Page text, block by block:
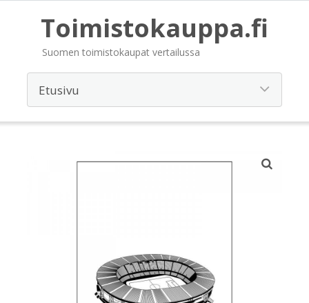
Toimistokauppa.fi
Suomen toimistokaupat vertailussa